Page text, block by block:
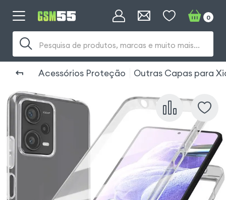
Pesquisa de produtos, marcas e muito mais...
0
Acessórios Proteção Outras Capas para